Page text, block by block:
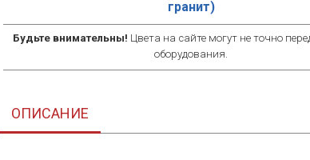
гранит)
Будьте внимательны! Цвета на сайте могут не точно
оборудования.
ОПИСАНИЕ